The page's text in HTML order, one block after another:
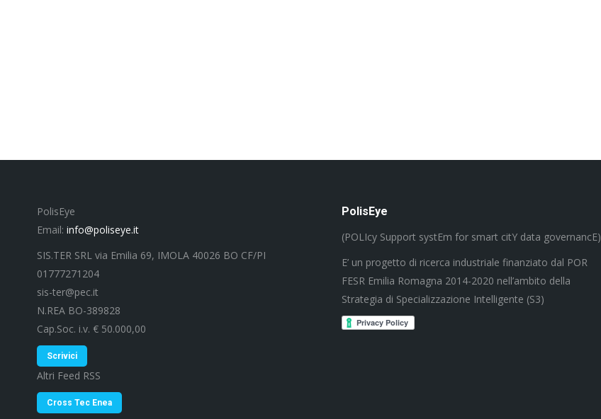
PolisEye
Email: info@poliseye.it
SIS.TER SRL via Emilia 69, IMOLA 40026 BO CF/PI
01777271204
sis-ter@pec.it
N.REA BO-389828
Cap.Soc. i.v. € 50.000,00
Scrivici
Altri Feed RSS
Cross Tec Enea
PolisEye
(POLIcy Support systEm for smart citY data governancE)
E’ un progetto di ricerca industriale finanziato dal POR
FESR Emilia Romagna 2014-2020 nell’ambito della
Strategia di Specializzazione Intelligente (S3)